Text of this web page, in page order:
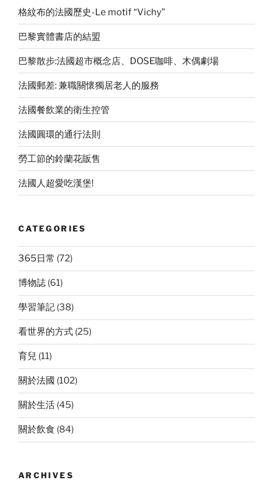
格紋布的法國歷史-Le motif “Vichy”
巴黎實體書店的結盟
巴黎散步:法國超市概念店、DOSE咖啡、木偶劇場
法國郵差: 兼職關懷獨居老人的服務
法國餐飲業的衛生控管
法國圓環的通行法則
勞工節的鈴蘭花販售
法國人超愛吃漢堡!
CATEGORIES
365日常 (72)
博物誌 (61)
學習筆記 (38)
看世界的方式 (25)
育兒 (11)
關於法國 (102)
關於生活 (45)
關於飲食 (84)
ARCHIVES